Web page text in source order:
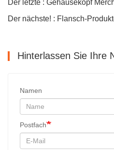
Der letzte : Gehäusekopf
Der nächste! : Flansch-
Hinterlassen Sie Ihre
Namen
Postfach